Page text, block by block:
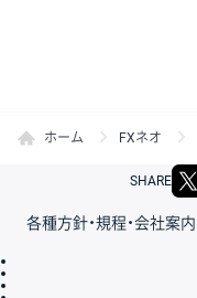
ホーム FXネオ
SHARE
各種方針・規程・会社案内